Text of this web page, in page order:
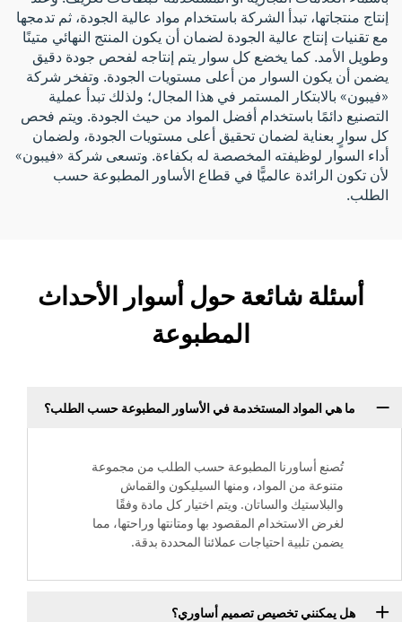
إنتاج منتجاتها، تبدأ الشركة باستخدام مواد عالية الجودة، ثم تدمجها
مع تقنيات إنتاج عالية الجودة لضمان أن يكون المنتج النهائي متينًا
وطويل الأمد. كما يخضع كل سوار يتم إنتاجه لفحص جودة دقيق
يضمن أن يكون السوار من أعلى مستويات الجودة. وتفخر شركة
«فيبون» بالابتكار المستمر في هذا المجال؛ ولذلك تبدأ عملية
التصنيع دائمًا باستخدام أفضل المواد من حيث الجودة. ويتم فحص
كل سوارٍ بعناية لضمان تحقيق أعلى مستويات الجودة، ولضمان
أداء السوار لوظيفته المخصصة له بكفاءة. وتسعى شركة «فيبون»
لأن تكون الرائدة عالميًّا في قطاع الأساور المطبوعة حسب
الطلب.
أسئلة شائعة حول أسوار الأحداث
المطبوعة
ما هي المواد المستخدمة في الأساور المطبوعة حسب الطلب؟
تُصنع أساورنا المطبوعة حسب الطلب من مجموعة
متنوعة من المواد، ومنها السيليكون والقماش
والبلاستيك والساتان. ويتم اختيار كل مادة وفقًا
لغرض الاستخدام المقصود بها ومتانتها وراحتها، مما
يضمن تلبية احتياجات عملائنا المحددة بدقة.
هل يمكنني تخصيص تصميم أساوري؟